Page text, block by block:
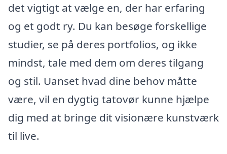
det vigtigt at vælge en, der har erfaring
og et godt ry. Du kan besøge forskellige
studier, se på deres portfolios, og ikke
mindst, tale med dem om deres tilgang
og stil. Uanset hvad dine behov måtte
være, vil en dygtig tatovør kunne hjælpe
dig med at bringe dit visionære kunstværk
til live.